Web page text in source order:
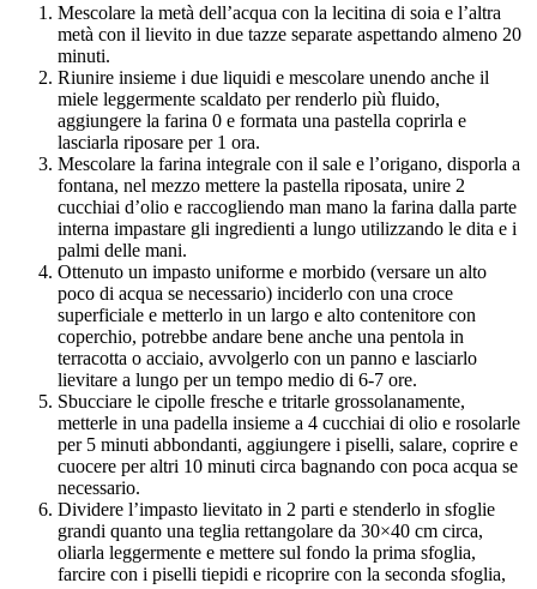
Mescolare la metà dell’acqua con la lecitina di soia e l’altra
metà con il lievito in due tazze separate aspettando almeno 20
minuti.
Riunire insieme i due liquidi e mescolare unendo anche il
miele leggermente scaldato per renderlo più fluido,
aggiungere la farina 0 e formata una pastella coprirla e
lasciarla riposare per 1 ora.
Mescolare la farina integrale con il sale e l’origano, disporla a
fontana, nel mezzo mettere la pastella riposata, unire 2
cucchiai d’olio e raccogliendo man mano la farina dalla parte
interna impastare gli ingredienti a lungo utilizzando le dita e i
palmi delle mani.
Ottenuto un impasto uniforme e morbido (versare un alto
poco di acqua se necessario) inciderlo con una croce
superficiale e metterlo in un largo e alto contenitore con
coperchio, potrebbe andare bene anche una pentola in
terracotta o acciaio, avvolgerlo con un panno e lasciarlo
lievitare a lungo per un tempo medio di 6-7 ore.
Sbucciare le cipolle fresche e tritarle grossolanamente,
metterle in una padella insieme a 4 cucchiai di olio e rosolarle
per 5 minuti abbondanti, aggiungere i piselli, salare, coprire e
cuocere per altri 10 minuti circa bagnando con poca acqua se
necessario.
Dividere l’impasto lievitato in 2 parti e stenderlo in sfoglie
grandi quanto una teglia rettangolare da 30×40 cm circa,
oliarla leggermente e mettere sul fondo la prima sfoglia,
farcire con i piselli tiepidi e ricoprire con la seconda sfoglia,